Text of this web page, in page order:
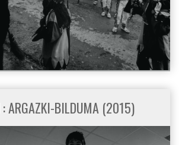
: ARGAZKI-BILDUMA (2015)